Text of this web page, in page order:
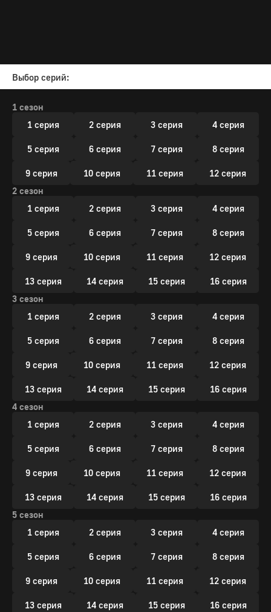
Выбор серий:
1 сезон
1 серия
2 серия 3 серия 4 серия
5 серия 6 серия 7 серия 8 серия
9 серия 10 серия 11 серия
12 серия
2 сезон
1 серия
2 серия 3 серия 4 серия
5 серия 6 серия 7 серия 8 серия
9 серия 10 серия 11 серия 12 серия
13 серия 14 серия 15 серия
16 серия
3 сезон
1 серия
2 серия 3 серия 4 серия
5 серия 6 серия 7 серия 8 серия
9 серия 10 серия 11 серия 12 серия
13 серия 14 серия 15 серия
16 серия
4 сезон
1 серия
2 серия 3 серия 4 серия
5 серия 6 серия 7 серия 8 серия
9 серия 10 серия 11 серия 12 серия
13 серия 14 серия 15 серия
16 серия
5 сезон
1 серия
2 серия 3 серия 4 серия
5 серия 6 серия 7 серия 8 серия
9 серия 10 серия 11 серия 12 серия
13 серия 14 серия 15 серия
16 серия